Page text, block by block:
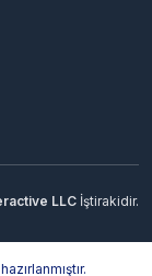
LLC İştirakidir.